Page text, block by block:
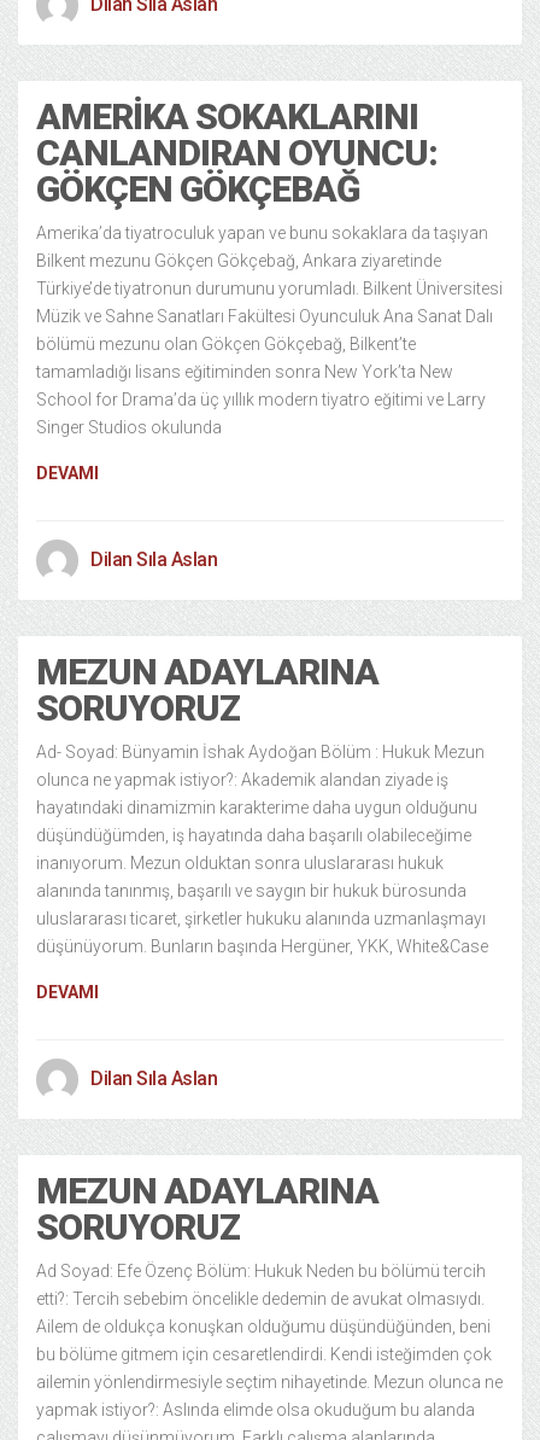
AMERIKA SOKAKLARINI
CANLANDIRAN OYUNCU:
GÖKÇEN GÖKÇEBAĞ
Amerika’da tiyatroculuk yapan ve bunu sokaklara da taşıyan
Bilkent mezunu Gökçen Gökçebağ, Ankara ziyaretinde
Türkiye’de tiyatronun durumunu yorumladı. Bilkent Üniversitesi
Müzik ve Sahne Sanatları Fakültesi Oyunculuk Ana Sanat Dalı
bölümü mezunu olan Gökçen Gökçebağ, Bilkent’te
tamamladığı lisans eğitiminden sonra New York’ta New
School for Drama’da üç yıllık modern tiyatro eğitimi ve Larry
Singer Studios okulunda
DEVAMI
Dilan Sıla Aslan
MEZUN ADAYLARINA
SORUYORUZ
Ad- Soyad: Bünyamin İshak Aydoğan Bölüm : Hukuk Mezun
olunca ne yapmak istiyor?: Akademik alandan ziyade iş
hayatındaki dinamizmin karakterime daha uygun olduğunu
düşündüğümden, iş hayatında daha başarılı olabileceğime
inanıyorum. Mezun olduktan sonra uluslararası hukuk
alanında tanınmış, başarılı ve saygın bir hukuk bürosunda
uluslararası ticaret, şirketler hukuku alanında uzmanlaşmayı
düşünüyorum. Bunların başında Hergüner, YKK, White&Case
DEVAMI
Dilan Sıla Aslan
MEZUN ADAYLARINA
SORUYORUZ
Ad Soyad: Efe Özenç Bölüm: Hukuk Neden bu bölümü tercih
etti?: Tercih sebebim öncelikle dedemin de avukat olmasıydı.
Ailem de oldukça konuşkan olduğumu düşündüğünden, beni
bu bölüme gitmem için cesaretlendirdi. Kendi isteğimden çok
ailemin yönlendirmesiyle seçtim nihayetinde. Mezun olunca ne
yapmak istiyor?: Aslında elimde olsa okuduğum bu alanda